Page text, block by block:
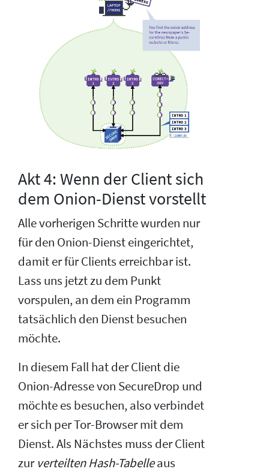
Akt 4: Wenn der Client sich
dem Onion-Dienst vorstellt
Alle vorherigen Schritte wurden nur
für den Onion-Dienst eingerichtet,
damit er für Clients erreichbar ist.
Lass uns jetzt zu dem Punkt
vorspulen, an dem ein Programm
tatsächlich den Dienst besuchen
möchte.
In diesem Fall hat der Client die
Onion-Adresse von SecureDrop und
möchte es besuchen, also verbindet
er sich per Tor-Browser mit dem
Dienst. Als Nächstes muss der Client
zurverteilten Hash-Tabelleaus